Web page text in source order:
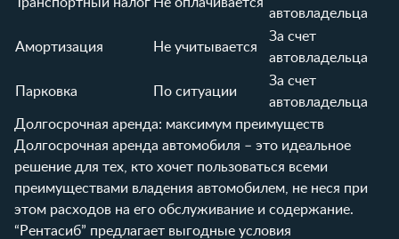
автовладельца
Амортизация Не учитывается
За счет
автовладельца
Парковка По ситуации
За счет
автовладельца
Долгосрочная аренда: максимум преимуществ
Долгосрочная аренда автомобиля – это идеальное
решение для тех, кто хочет пользоваться всеми
преимуществами владения автомобилем, не неся при
этом расходов на его обслуживание и содержание.
“Рентасиб” предлагает выгодные условия